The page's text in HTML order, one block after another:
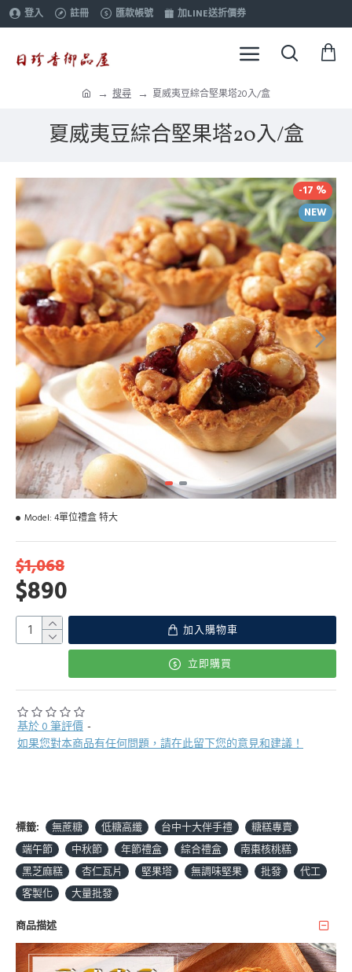
登入 註冊 匯款帳號 加LINE送折價券
搜尋 夏威夷豆綜合堅果塔20入/盒
夏威夷豆綜合堅果塔20入/盒
NEW
-17 %
基於 0 筆評價 -
如果您對本商品有任何問題，請在此留下您的意見和建議！
$890
$1,068
Model: 4單位禮盒 特大
加入購物車
立即購買
標籤: 無蔗糖 低糖高纖 台中十大伴手禮
糖糕專賣
端午節
中秋節 年節禮盒 綜合禮盒
南棗核桃糕
黑芝麻糕
杏仁瓦片 堅果塔 無調味堅果 批發
代工
客製化
大量批發
商品描述